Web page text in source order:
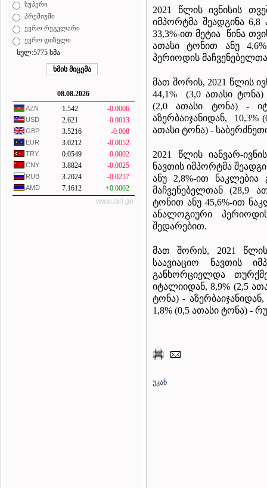
სუპერი
პრემიუმი
ევრო რეგულარი
ევრო დიზელი
სულ:5775 ხმა
08.08.2026
AZN 1.542 -0.0006
USD 2.621 -0.0013
GBP 3.5216 -0.008
EUR 3.0212 -0.0052
TRY 0.0549 -0.0002
CNY 3.8824 -0.0025
RUB 3.2024 -0.0257
AMD 7.1612
+0.0002
www.lari.ge
2021 წლის ივნისის
იმპორტმა შეადგინა
33,3%-ით მეტია წინა
ათასი ტონით ანუ
პერიოდის
მათ შორის, 2021 წლის
44,1% (3,0 ათასი
(2,0 ათასი ტონა) -
აზერბაიჯანიდან, 10,3%
ათასი ტონა) -
2021 წლის იანვარ-
ნავთის იმპორტმა
ანუ 2,8%-ით
მაჩვენებელთან (28,9
ტონით ანუ 45,6%-ით
ანალოგიური
შედარებით.
მათ შორის, 2021
საავიაციო ნავთის
განხორციელდა
იტალიიდან, 8,9% (2,5
ტონა) -
1,8% (0,5 ათასი ტონა) -
უკან